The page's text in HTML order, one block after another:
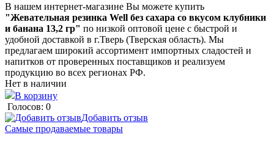
В нашем интернет-магазине Вы можете купить
"Жевательная резинка Well без сахара со вкусом клубники
и банана 13,2 гр" по низкой оптовой цене с быстрой и
удобной доставкой в г.Тверь (Тверская область). Мы
предлагаем широкий ассортимент импортных сладостей и
напитков от проверенных поставщиков и реализуем
продукцию во всех регионах РФ.
Нет в наличии
В корзину
Голосов: 0
Добавить отзыв
Самые продаваемые товары